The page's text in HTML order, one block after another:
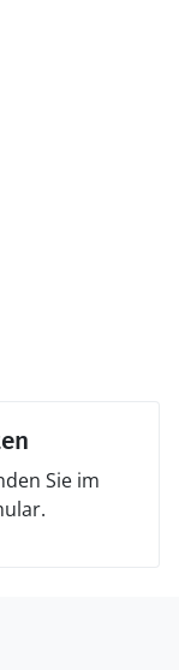
Sie im